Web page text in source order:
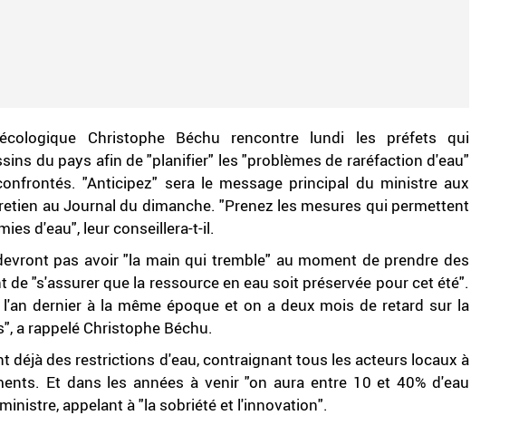
Christophe Béchu rencontre lundi les préfets qui
du pays afin de "planifier" les "problèmes de raréfaction d'eau"
"Anticipez" sera le message principal du ministre aux
au Journal du dimanche. "Prenez les mesures qui permettent
d'eau", leur conseillera-t-il.
pas avoir "la main qui tremble" au moment de prendre des
"s'assurer que la ressource en eau soit préservée pour cet été".
dernier à la même époque et on a deux mois de retard sur la
a rappelé Christophe Béchu.
déjà des restrictions d'eau, contraignant tous les acteurs locaux à
Et dans les années à venir "on aura entre 10 et 40% d'eau
appelant à "la sobriété et l'innovation".